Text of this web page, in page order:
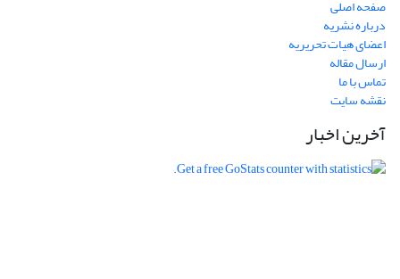
صفحه اصلی
درباره نشریه
اعضای هیات تحریریه
ارسال مقاله
تماس با ما
نقشه سایت
آخرین اخبار